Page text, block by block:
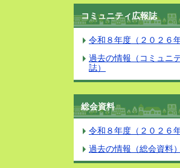
コミュニティ広報誌
令和８年度（２０２６年
過去の情報（コミュニ
誌）
総会資料
令和８年度（２０２６年
過去の情報（総会資料）